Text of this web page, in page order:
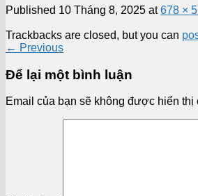
Published 10 Tháng 8, 2025 at678 ×
Trackbacks are closed, but you can
← Previous
Để lại một bình luận
Email của bạn sẽ không được hiển thị